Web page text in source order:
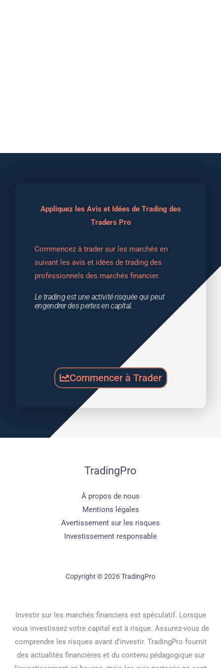
Appliquez les Avis et Idées de Trading des
Traders Pro
Commencez à trader sur les marchés en
suivant les avis et idées de trading des
professionnels des marchés financier.
Le trading est une activité risquée qui peut
engendrer des pertes en capital.
Commencer à Trader
TradingPro
À propos de nous
Mentions légales
Avertissement sur les risques
Investissement responsable
Copyright © 2026 TradingPro
Investir sur les marchés financiers est spéculatif. Lorsque
vous investissez votre capital est à risque. Assurez-vous de
comprendre les risques avant d'investir. TradingPro fournit
des actualités financières et du contenu pédagogique sur